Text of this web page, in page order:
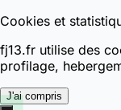
Cookies et
fj13.fr utilise des
profilage,
J'ai compris